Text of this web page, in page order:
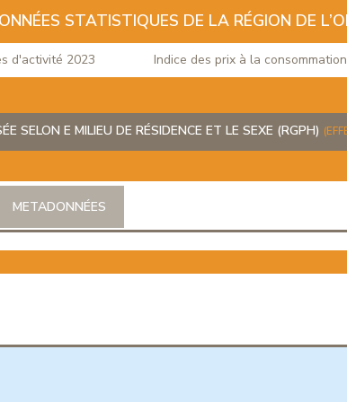
STATISTIQUES DE LA RÉGION DE
2023 Indice des prix à la consommation du
SELON E MILIEU DE RÉSIDENCE ET LE SEXE (RGPH)
METADONNÉES